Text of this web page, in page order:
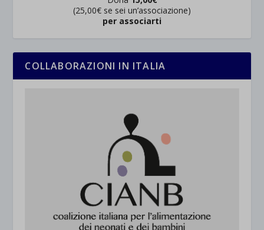
(25,00€ se sei un’associazione)
per associarti
COLLABORAZIONI IN ITALIA